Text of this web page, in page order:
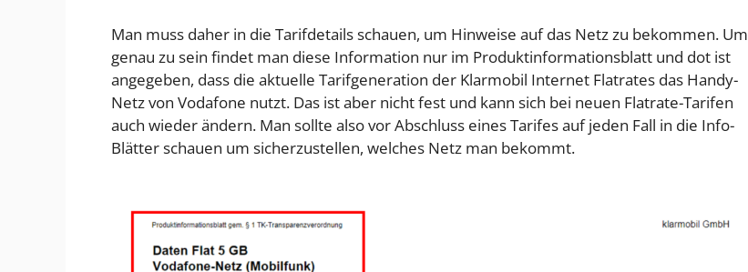
Man muss daher in die Tarifdetails schauen, um Hinweise auf das Netz zu bekommen. Um
genau zu sein findet man diese Information nur im Produktinformationsblatt und dot ist
angegeben, dass die aktuelle Tarifgeneration der Klarmobil Internet Flatrates das Handy-
Netz von Vodafone nutzt. Das ist aber nicht fest und kann sich bei neuen Flatrate-Tarifen
auch wieder ändern. Man sollte also vor Abschluss eines Tarifes auf jeden Fall in die Info-
Blätter schauen um sicherzustellen, welches Netz man bekommt.